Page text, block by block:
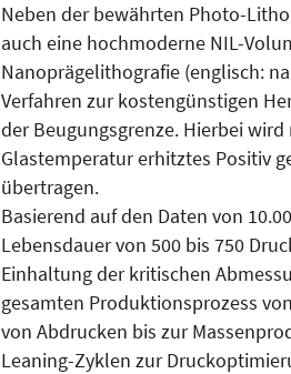
Neben der bewährten Photo-
auch eine hochmoderne NIL-
Nanoprägelithografie (englisch:
Verfahren zur kostengünstigen
der Beugungsgrenze. Hierbei
Glastemperatur erhitztes Positiv
übertragen.
Basierend auf den Daten von
Lebensdauer von 500 bis 750
Einhaltung der kritischen
gesamten Produktionsprozess
von Abdrucken bis zur
Leaning-Zyklen zur